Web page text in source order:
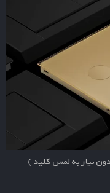
نیاز به لمس کلید )